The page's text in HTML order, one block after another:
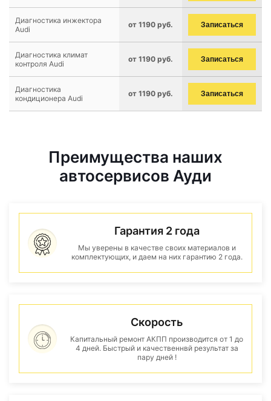
Диагностика инжектора
Audi
от 1190 руб. Записаться
Диагностика климат
контроля Audi
от 1190 руб. Записаться
Диагностика
кондиционера Audi
от 1190 руб. Записаться
Преимущества наших
автосервисов Ауди
Гарантия 2 года
Мы уверены в качестве своих материалов и
комплектующих, и даем на них гарантию 2 года.
Скорость
Капитальный ремонт АКПП производится от 1 до
4 дней. Быстрый и качественнвй результат за
пару дней !